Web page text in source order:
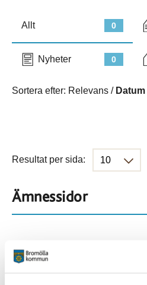
0
Allt
0
Nyheter
Sortera efter: Relevans / Datum
Resultat per sida:
Ämnessidor